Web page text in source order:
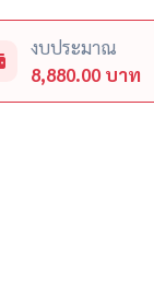
งบประมาณ
8,880.00 บาท